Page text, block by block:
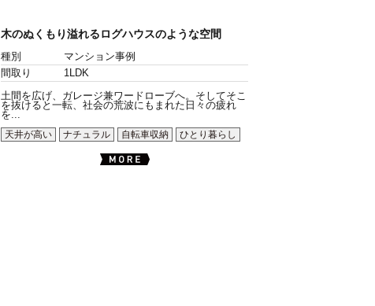
木のぬくもり溢れるログハウスのような空間
種別
マンション事例
間取り
1LDK
土間を広げ、ガレージ兼ワードローブへ。そしてそこ
を抜けると一転、社会の荒波にもまれた日々の疲れ
を...
天井が高い
ナチュラル 自転車収納 ひとり暮らし